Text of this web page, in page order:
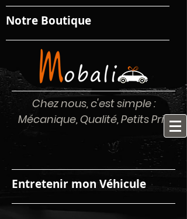
Notre Boutique
Chez nous, c'est simple :
Mécanique, Qualité, Petits Prix
Entretenir mon Véhicule